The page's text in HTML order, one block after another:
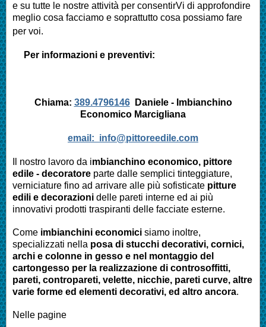
e su tutte le nostre attività per consentirVi di approfondire
meglio cosa facciamo e soprattutto cosa possiamo fare
per voi.
Per informazioni e preventivi:
Chiama: 389.4796146Daniele - Imbianchino
Economico Marcigliana
email: info@pittoreedile.com
Il nostro lavoro da imbianchino economico, pittore
edile - decoratore parte dalle semplici tinteggiature,
verniciature fino ad arrivare alle più sofisticate pitture
edili e decorazioni delle pareti interne ed ai più
innovativi prodotti traspiranti delle facciate esterne.
Come imbianchini economici siamo inoltre,
specializzati nella posa di stucchi decorativi, cornici,
archi e colonne in gesso e nel montaggio del
cartongesso per la realizzazione di controsoffitti,
pareti, contropareti, velette, nicchie, pareti curve, altre
varie forme ed elementi decorativi, ed altro ancora.
Nelle pagine